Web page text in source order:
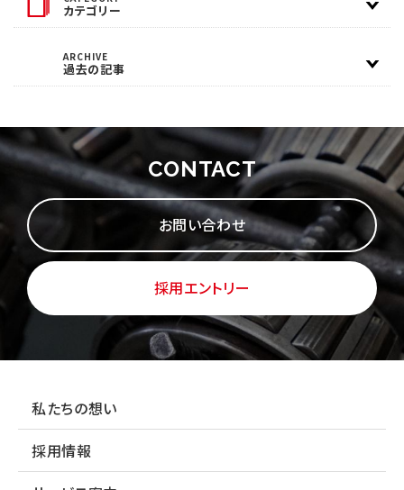
カテゴリー
過去の記事
CONTACT
お問い合わせ
採用エントリー
私たちの想い
採用情報